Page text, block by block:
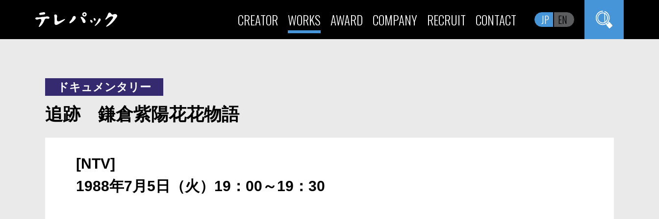
CREATOR WORKS AWARD COMPANY RECRUIT CONTACT JP EN
ドキュメンタリー
追跡 鎌倉紫陽花花物語
[NTV]
1988年7月5日（火）19：00～19：30